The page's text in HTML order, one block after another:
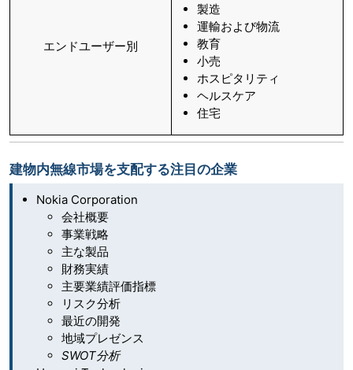
エンドユーザー別
製造
運輸および物流
教育
小売
ホスピタリティ
ヘルスケア
住宅
建物内無線市場を支配する注目の企業
Nokia Corporation
会社概要
事業戦略
主な製品
財務実績
主要業績評価指標
リスク分析
最近の開発
地域プレゼンス
SWOT分析